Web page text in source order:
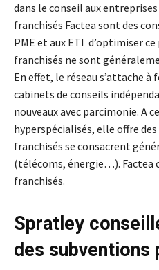
dans le conseil aux
franchisés Factea sont des
PME et aux ETI d’optimiser ce
franchisés ne sont
En effet, le réseau s’attache à
cabinets de conseils
nouveaux avec parcimonie. A
hyperspécialisés, elle offre
franchisés se consacrent
(télécoms, énergie…). Factea
franchisés.
Spratley
des subventions